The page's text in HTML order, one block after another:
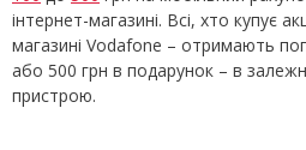
інтернет-магазині. Всі, хто купує
магазині Vodafone – отримають
або 500 грн в подарунок – в
пристрою.